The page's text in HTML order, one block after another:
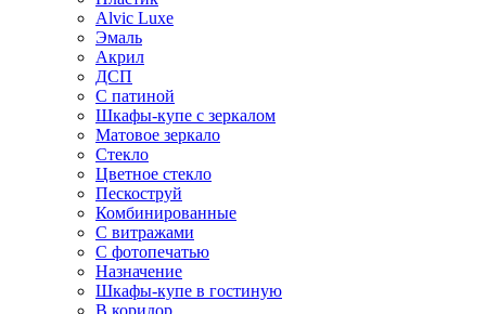
Alvic Luxe
Эмаль
Акрил
ДСП
С патиной
Шкафы-купе с зеркалом
Матовое зеркало
Стекло
Цветное стекло
Пескоструй
Комбинированные
С витражами
С фотопечатью
Назначение
Шкафы-купе в гостиную
В коридор